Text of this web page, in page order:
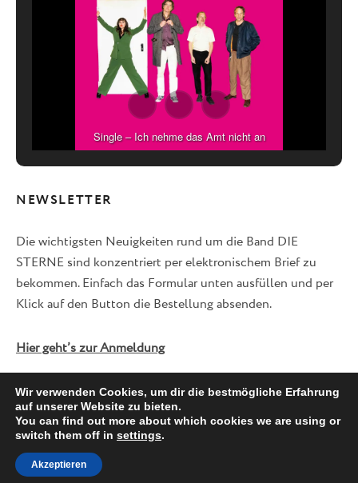
Single – Ich nehme das Amt nicht an
NEWSLETTER
Die wichtigsten Neuigkeiten rund um die Band DIE
STERNE sind konzentriert per elektronischem Brief zu
bekommen. Einfach das Formular unten ausfüllen und per
Klick auf den Button die Bestellung absenden.
Hier geht’s zur Anmeldung
FacebookTwitterInstagram
© 2026 DIE STERNE -
Wir verwenden Cookies, um dir die bestmögliche Erfahrung
auf unserer Website zu bieten.
You can find out more about which cookies we are using or
switch them off in settings.
Akzeptieren